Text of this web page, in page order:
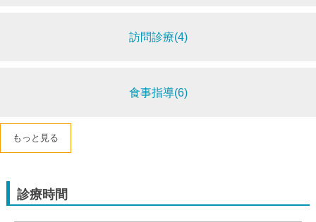
訪問診療(4)
食事指導(6)
もっと見る
診療時間